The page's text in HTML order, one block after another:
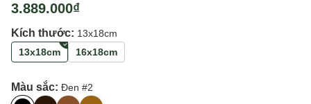
3.889.000₫
Kích thước: 13x18cm
13x18cm
16x18cm
Màu sắc: Đen #2